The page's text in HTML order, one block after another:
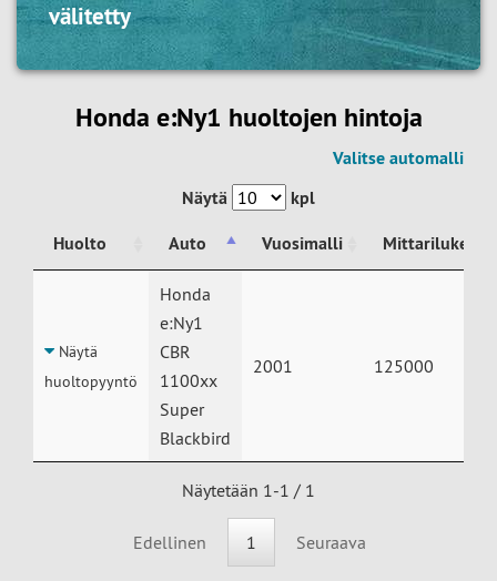
välitetty
Honda e:Ny1 huoltojen hintoja
Valitse automalli
Näytä
kpl
Huolto
Auto Vuosimalli
Mittarilukema
Auto
Näytä
huoltopyyntö
Honda
e:Ny1
CBR
1100xx
Super
Blackbird
2001 125000
Näytetään 1-1 / 1
Edellinen 1 Seuraava